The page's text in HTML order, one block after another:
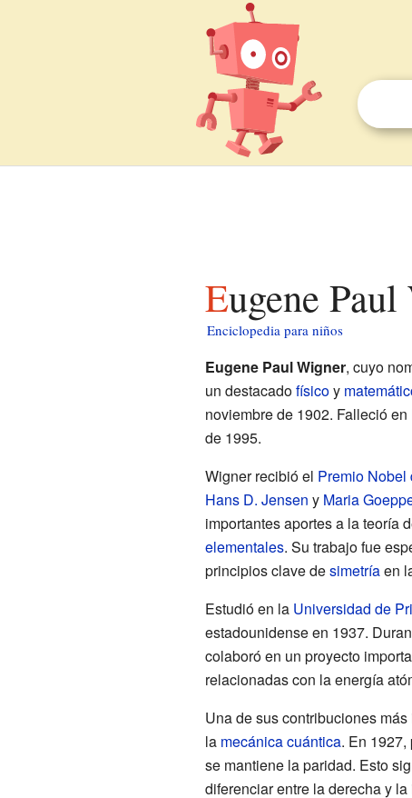
Eugene
Enciclopedia para niños
Eugene Paul Wigner, cuyo
un destacadofísicoy
noviembre de 1902. Falleció en
de 1995.
Wigner recibió el Premio Nobel
Hans D. Jensen y Maria
importantes aportes a la teoría
elementales. Su trabajo fue
principios clave desimetríaen
Estudió en la Universidad de
estadounidense en 1937.
colaboró en un proyecto
relacionadas con la energía
Una de sus contribuciones
la mecánica cuántica. En 1927,
se mantiene la paridad. Esto
diferenciar entre la derecha y